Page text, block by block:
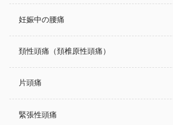
妊娠中の腰痛
頚性頭痛（頚椎原性頭痛）
片頭痛
緊張性頭痛